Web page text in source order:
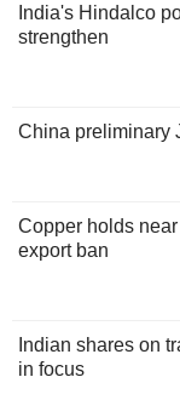
India's Hindalco
strengthen
China preliminary
Copper holds
export ban
Indian shares on
in focus